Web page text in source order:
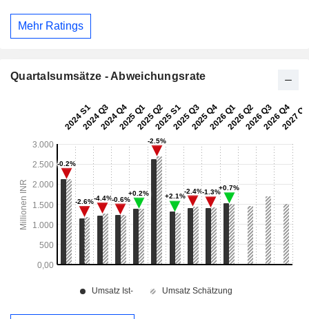
Mehr Ratings
Quartalsumsätze - Abweichungsrate